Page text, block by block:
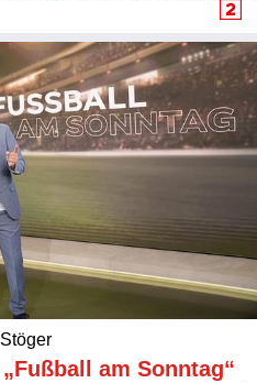
am Sonntag“